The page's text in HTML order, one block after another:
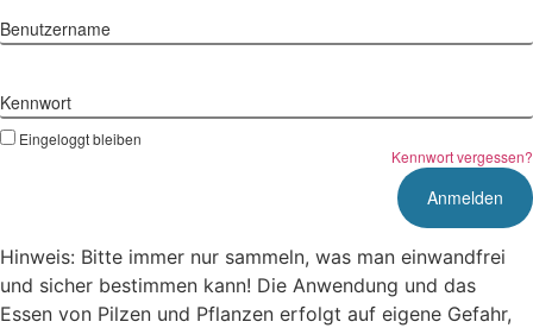
Benutzername
Kennwort
Eingeloggt bleiben
Kennwort vergessen?
Hinweis: Bitte immer nur sammeln, was man einwandfrei
und sicher bestimmen kann! Die Anwendung und das
Essen von Pilzen und Pflanzen erfolgt auf eigene Gefahr,